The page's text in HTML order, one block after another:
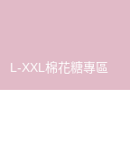
L-XXL棉花糖專區